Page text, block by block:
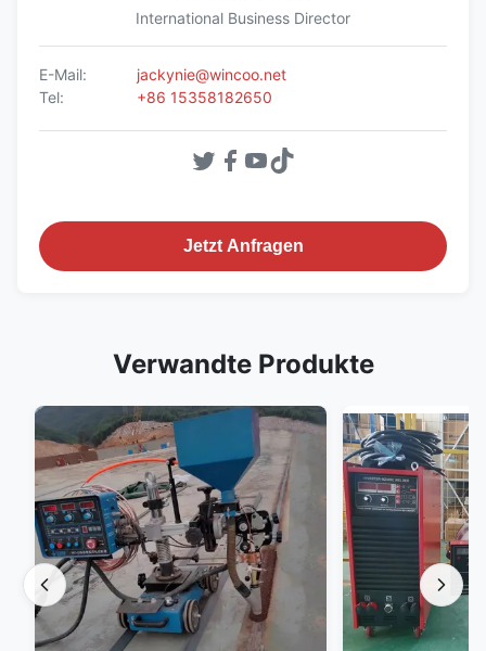
International Business Director
E-Mail:
jackynie@wincoo.net
Tel:
+86 15358182650
Jetzt Anfragen
Verwandte Produkte